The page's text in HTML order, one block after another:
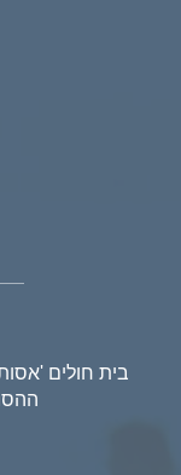
בית חולים
ההסתדרות